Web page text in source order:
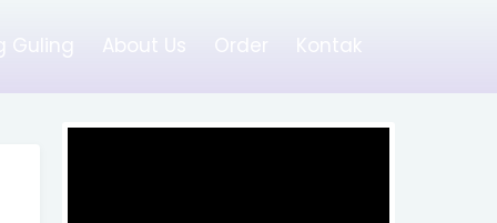
Guling About Us Order Kontak